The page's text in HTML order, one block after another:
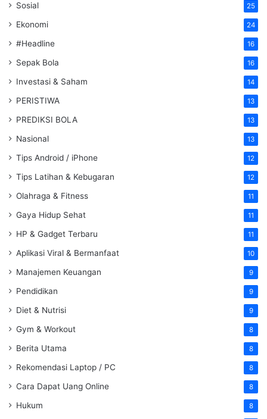
Sosial 25
Ekonomi 24
#Headline 16
Sepak Bola 16
Investasi & Saham 14
PERISTIWA 13
PREDIKSI BOLA 13
Nasional 13
Tips Android / iPhone 12
Tips Latihan & Kebugaran 12
Olahraga & Fitness 11
Gaya Hidup Sehat 11
HP & Gadget Terbaru 11
Aplikasi Viral & Bermanfaat 10
Manajemen Keuangan 9
Pendidikan 9
Diet & Nutrisi 9
Gym & Workout 8
Berita Utama 8
Rekomendasi Laptop / PC 8
Cara Dapat Uang Online 8
Hukum 8